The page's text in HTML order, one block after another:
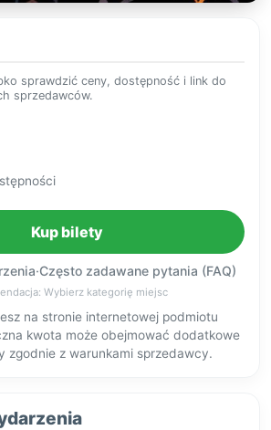
sprawdzić ceny, dostępność i link do
sprzedawców.
Kup bilety
·Często zadawane pytania (FAQ)
Wybierz kategorię miejsc
na stronie internetowej podmiotu
kwota może obejmować dodatkowe
zgodnie z warunkami sprzedawcy.